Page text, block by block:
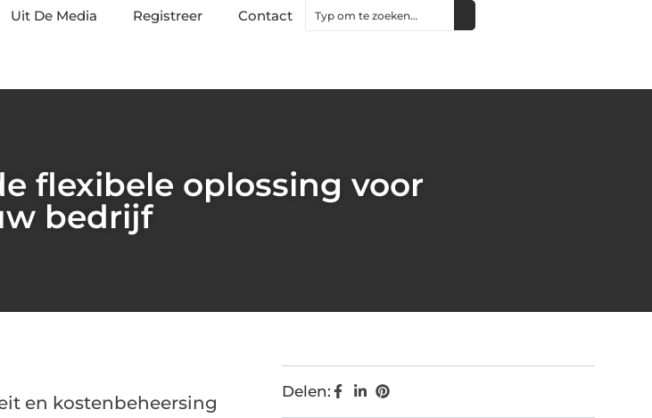
Uit De Media Registreer Contact
flexibele oplossing voor
bedrijf
en kostenbeheersing
Delen: